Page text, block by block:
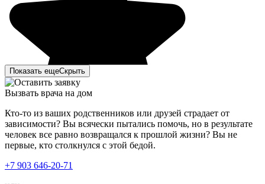
Я был зависим от наркотиков, временами, конечно,
понимал, что это уже затянуло меня сильно, но
Показать ещеСкрыть
Вызвать врача на дом
Кто-то из ваших родственников или друзей страдает от
зависимости? Вы всячески пытались помочь, но в результате
человек все равно возвращался к прошлой жизни? Вы не
первые, кто столкнулся с этой бедой.
+7 903 646-20-71